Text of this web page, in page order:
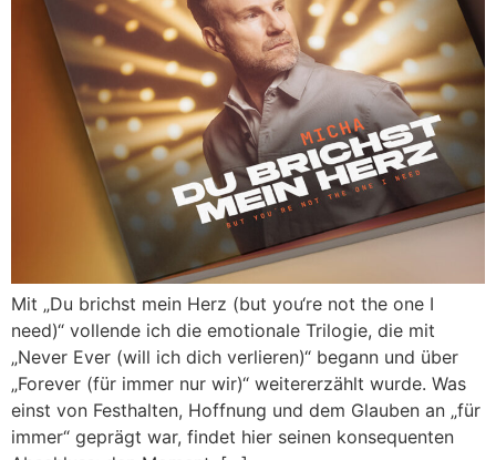
Mit „Du brichst mein Herz (but you‘re not the one I
need)“ vollende ich die emotionale Trilogie, die mit
„Never Ever (will ich dich verlieren)“ begann und über
„Forever (für immer nur wir)“ weitererzählt wurde. Was
einst von Festhalten, Hoffnung und dem Glauben an „für
immer“ geprägt war, findet hier seinen konsequenten